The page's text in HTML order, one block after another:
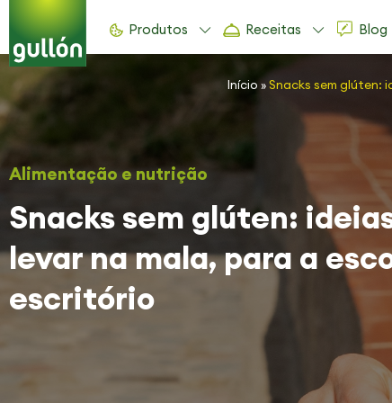
Produtos Receitas Blog
Início »Snacks sem glúten:
Alimentação e nutrição
Snacks sem glúten:
levar na mala, para a
escritório